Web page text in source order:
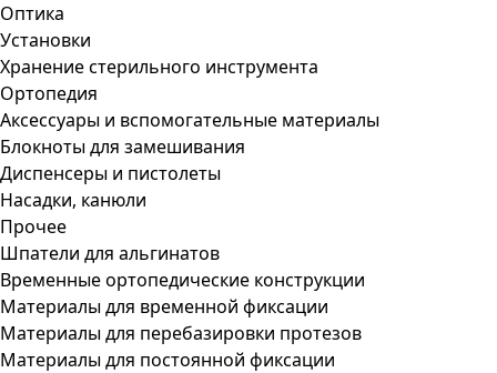
Оптика
Установки
Хранение стерильного инструмента
Ортопедия
Аксессуары и вспомогательные материалы
Блокноты для замешивания
Диспенсеры и пистолеты
Насадки, канюли
Прочее
Шпатели для альгинатов
Временные ортопедические конструкции
Материалы для временной фиксации
Материалы для перебазировки протезов
Материалы для постоянной фиксации